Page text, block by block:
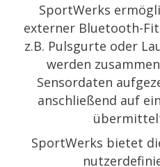
SportWerks
externer Bluetooth-
z.B. Pulsgurte oder
werden
Sensordaten
anschließend auf
SportWerks bietet